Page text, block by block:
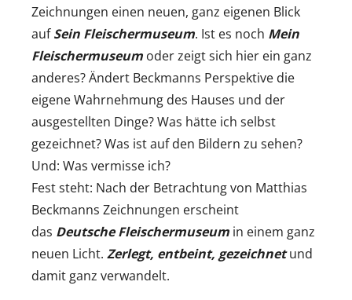
Zeichnungen einen neuen, ganz eigenen Blick
aufSein Fleischermuseum. Ist es noch Mein
Fleischermuseum oder zeigt sich hier ein ganz
anderes? Ändert Beckmanns Perspektive die
eigene Wahrnehmung des Hauses und der
ausgestellten Dinge? Was hätte ich selbst
gezeichnet? Was ist auf den Bildern zu sehen?
Und: Was vermisse ich?
Fest steht: Nach der Betrachtung von Matthias
Beckmanns Zeichnungen erscheint
das Deutsche Fleischermuseum in einem ganz
neuen Licht. Zerlegt, entbeint, gezeichnet und
damit ganz verwandelt.